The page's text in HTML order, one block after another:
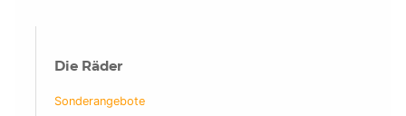
Die Räder
Sonderangebote